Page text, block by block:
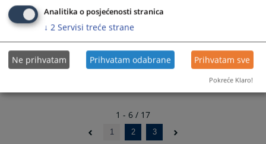
1 - 6 / 17
1 2 3
Analitika o posjećenosti stranica
↓ 2 Servisi treće strane
Ne prihvatam Prihvatam odabrane Prihvatam sve
Pokreće Klaro!